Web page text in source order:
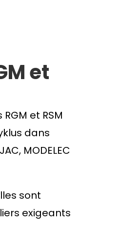
et
et RSM
dans
MODELEC
sont
exigeants